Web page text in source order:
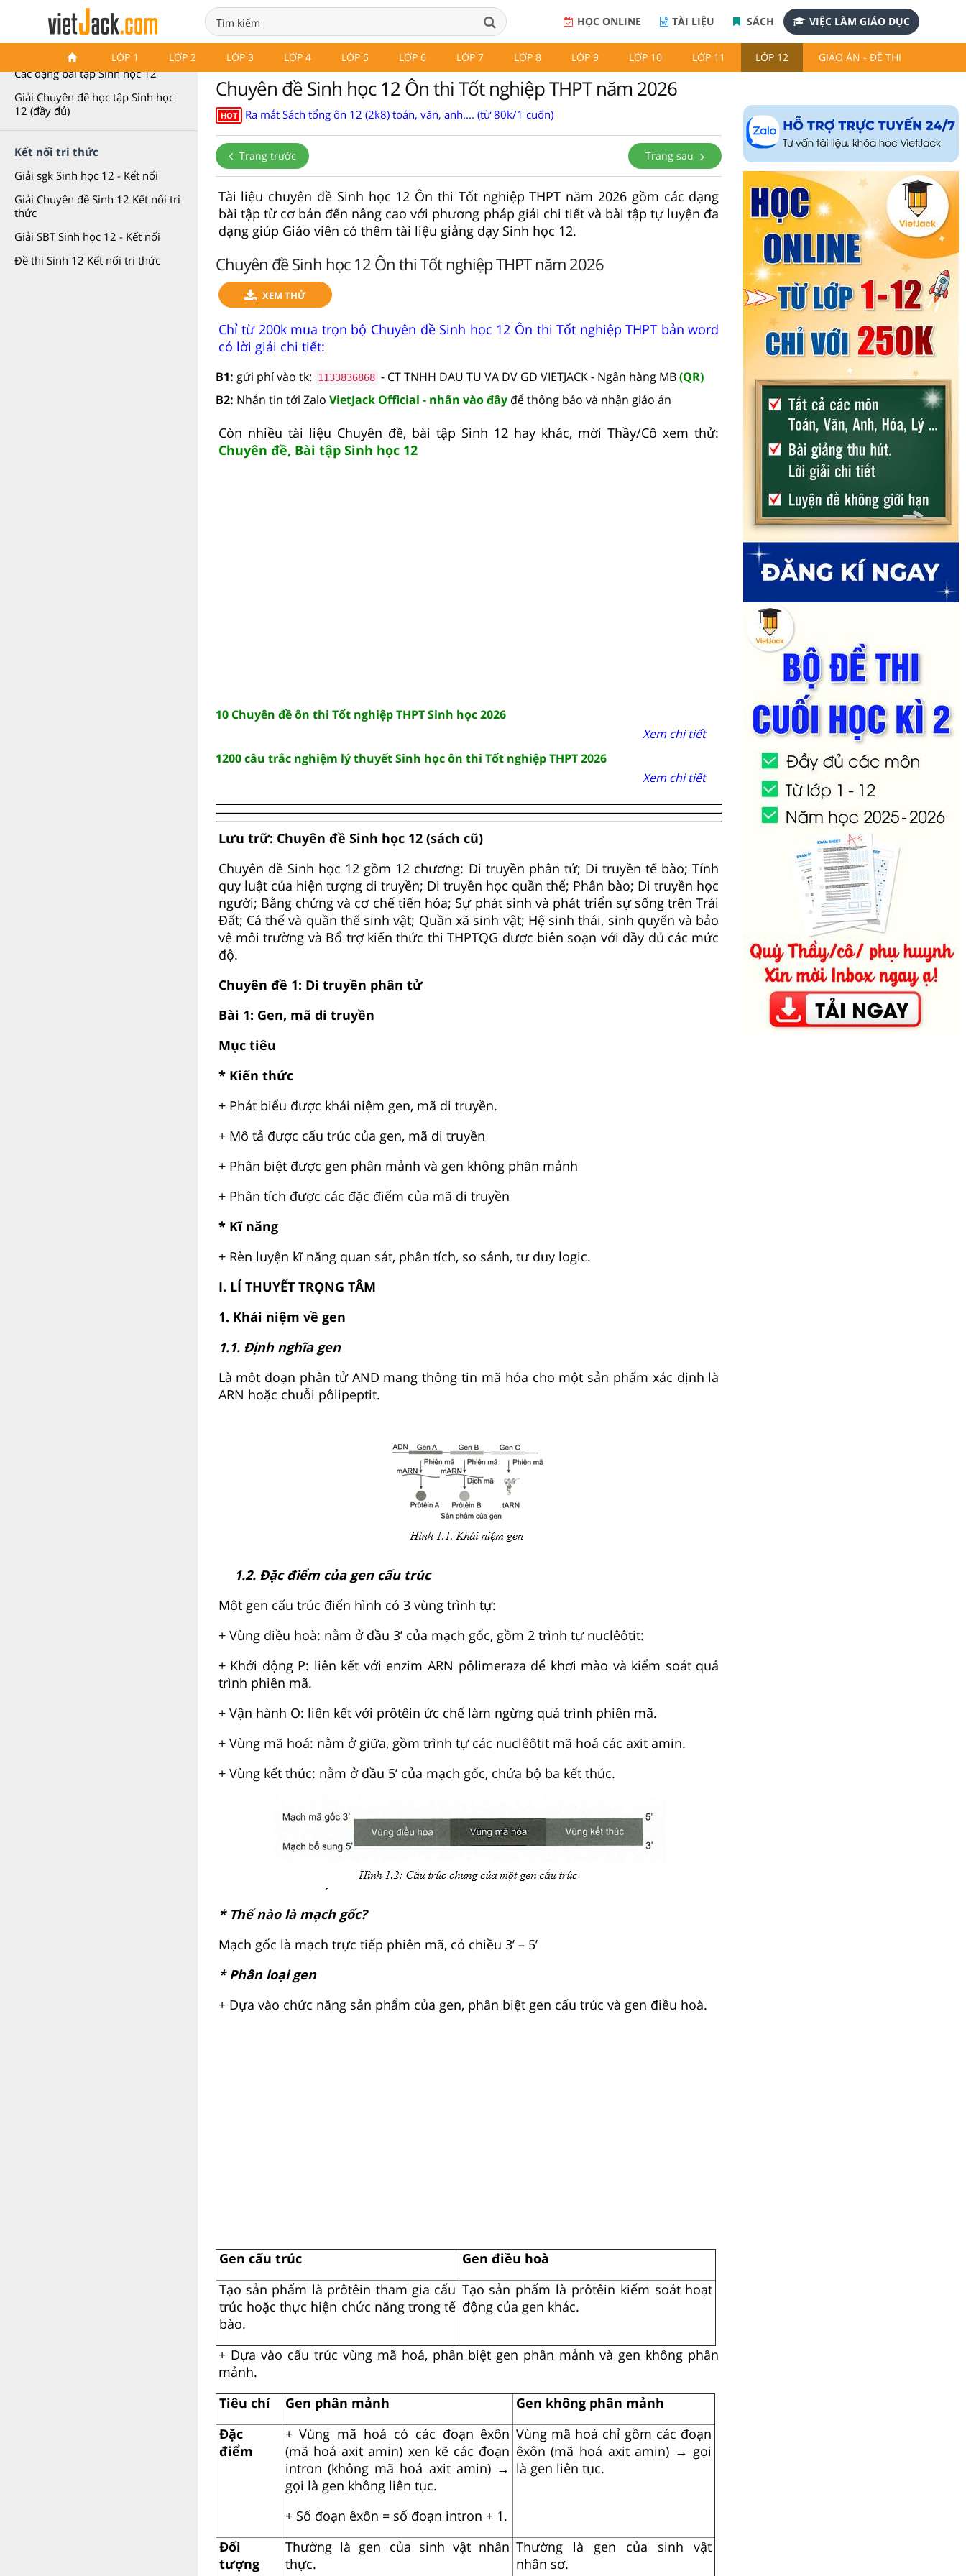
HỌC ONLINE TÀI LIỆU SÁCH VIỆC LÀM GIÁO DỤC
LỚP 1 LỚP 2 LỚP 3 LỚP 4 LỚP 5 LỚP 6 LỚP 7 LỚP 8 LỚP 9 LỚP 10 LỚP 11 LỚP 12 GIÁO ÁN - ĐỀ THI
Chuyên đề Sinh học 12
Các dạng bài tập Sinh học 12
Giải Chuyên đề học tập Sinh học
12 (đầy đủ)
Kết nối tri thức
Giải sgk Sinh học 12 - Kết nối
Giải Chuyên đề Sinh 12 Kết nối tri
thức
Giải SBT Sinh học 12 - Kết nối
Đề thi Sinh 12 Kết nối tri thức
Chuyên đề Sinh học 12 Ôn thi Tốt nghiệp THPT năm 2026
HOT Ra mắt Sách tổng ôn 12 (2k8) toán, văn, anh.... (từ 80k/1 cuốn)
Trang trước Trang sau
Tài liệu chuyên đề Sinh học 12 Ôn thi Tốt nghiệp THPT năm 2026 gồm các dạng
bài tập từ cơ bản đến nâng cao với phương pháp giải chi tiết và bài tập tự luyện đa
dạng giúp Giáo viên có thêm tài liệu giảng dạy Sinh học 12.
Chuyên đề Sinh học 12 Ôn thi Tốt nghiệp THPT năm 2026
XEM THỬ
Chỉ từ 200k mua trọn bộ Chuyên đề Sinh học 12 Ôn thi Tốt nghiệp THPT bản word
có lời giải chi tiết:
B1: gửi phí vào tk: 1133836868 - CT TNHH DAU TU VA DV GD VIETJACK - Ngân hàng MB(QR)
B2: Nhắn tin tới Zalo VietJack Official - nhấn vào đây để thông báo và nhận giáo án
Còn nhiều tài liệu Chuyên đề, bài tập Sinh 12 hay khác, mời Thầy/Cô xem thử:
Chuyên đề, Bài tập Sinh học 12
10 Chuyên đề ôn thi Tốt nghiệp THPT Sinh học 2026
Xem chi tiết
1200 câu trắc nghiệm lý thuyết Sinh học ôn thi Tốt nghiệp THPT 2026
Xem chi tiết
Lưu trữ: Chuyên đề Sinh học 12 (sách cũ)
Chuyên đề Sinh học 12 gồm 12 chương: Di truyền phân tử; Di truyền tế bào; Tính
quy luật của hiện tượng di truyền; Di truyền học quần thể; Phân bào; Di truyền học
người; Bằng chứng và cơ chế tiến hóa; Sự phát sinh và phát triển sự sống trên Trái
Đất; Cá thể và quần thể sinh vật; Quần xã sinh vật; Hệ sinh thái, sinh quyển và bảo
vệ môi trường và Bổ trợ kiến thức thi THPTQG được biên soạn với đầy đủ các mức
độ.
Chuyên đề 1: Di truyền phân tử
Bài 1: Gen, mã di truyền
Mục tiêu
* Kiến thức
+ Phát biểu được khái niệm gen, mã di truyền.
+ Mô tả được cấu trúc của gen, mã di truyền
+ Phân biệt được gen phân mảnh và gen không phân mảnh
+ Phân tích được các đặc điểm của mã di truyền
* Kĩ năng
+ Rèn luyện kĩ năng quan sát, phân tích, so sánh, tư duy logic.
I. LÍ THUYẾT TRỌNG TÂM
1. Khái niệm về gen
1.1. Định nghĩa gen
Là một đoạn phân tử AND mang thông tin mã hóa cho một sản phẩm xác định là
ARN hoặc chuỗi pôlipeptit.
1.2. Đặc điểm của gen cấu trúc
Một gen cấu trúc điển hình có 3 vùng trình tự:
+ Vùng điều hoà: nằm ở đầu 3’ của mạch gốc, gồm 2 trình tự nuclêôtit:
+ Khởi động P: liên kết với enzim ARN pôlimeraza để khơi mào và kiểm soát quá
trình phiên mã.
+ Vận hành O: liên kết với prôtêin ức chế làm ngừng quá trình phiên mã.
+ Vùng mã hoá: nằm ở giữa, gồm trình tự các nuclêôtit mã hoá các axit amin.
+ Vùng kết thúc: nằm ở đầu 5’ của mạch gốc, chứa bộ ba kết thúc.
* Thế nào là mạch gốc?
Mạch gốc là mạch trực tiếp phiên mã, có chiều 3’ – 5’
* Phân loại gen
+ Dựa vào chức năng sản phẩm của gen, phân biệt gen cấu trúc và gen điều hoà.
Gen cấu trúc
Gen điều hoà
Tạo sản phẩm là prôtêin tham gia cấu
trúc hoặc thực hiện chức năng trong tế
bào.
Tạo sản phẩm là prôtêin kiểm soát hoạt
động của gen khác.
+ Dựa vào cấu trúc vùng mã hoá, phân biệt gen phân mảnh và gen không phân
mảnh.
Tiêu chí
Gen phân mảnh
Gen không phân mảnh
Đặc
điểm
+ Vùng mã hoá có các đoạn êxôn
(mã hoá axit amin) xen kẽ các đoạn
intron (không mã hoá axit amin) →
gọi là gen không liên tục.
+ Số đoạn êxôn = số đoạn intron + 1.
Vùng mã hoá chỉ gồm các đoạn
êxôn (mã hoá axit amin) → gọi
là gen liên tục.
Đối
tượng
Thường là gen của sinh vật nhân
thực.
Thường là gen của sinh vật
nhân sơ.